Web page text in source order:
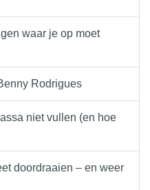
waar je op moet
Rodrigues
niet vullen (en hoe
doordraaien – en weer